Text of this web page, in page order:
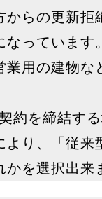
からの更新拒
なっています
業用の建物な
約を締結す
より、「従来
かを選択出来